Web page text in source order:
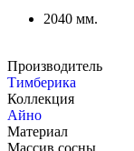
2040 мм.
Производитель
Тимберика
Коллекция
Айно
Материал